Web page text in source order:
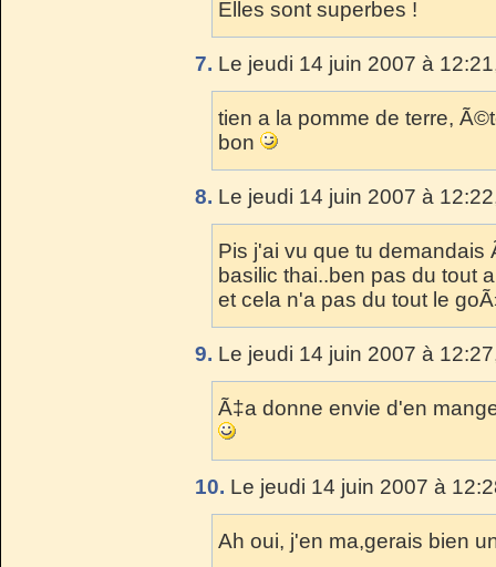
Elles sont superbes !
7. Le jeudi 14 juin 2007 à
tien a la pomme de terre,
bon
8. Le jeudi 14 juin 2007 à
Pis j'ai vu que tu
basilic thai..ben pas du tout
et cela n'a pas du tout le
9. Le jeudi 14 juin 2007 à
Ã‡a donne envie d'en
10. Le jeudi 14 juin 2007 à
Ah oui, j'en ma,gerais bien